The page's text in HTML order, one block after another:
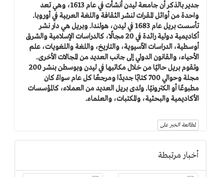
جدير بالذكر أن جامعة ليدن أنشأت في عام 1613، وهي تعد
واحدة من أوائل المقرات لنشر الثقافة واللغة العربية في أوروبا.
تأسست بريل عام 1683 في ليدن، هولندا. وبريل هي دار نشر
أكاديمية دولية رائدة في 20 مجالًا، كالدراسات الإسلامية والشرق
أوسطية، الدراسات الآسيوية، والتاريخ، واللغة واللغويات، علم
الأحياء، والقانون الدولي إلى جانب العديد من المجالات الأخرى.
وتقوم بريل حاليًا من خلال مكاتبها في ليدن وبوسطن بنشر 200
مجلة وحوالي 700 كتابًا جديدًا ومرجعًا كل عام سواءً كان
مطبوعًا أو الكترونيًا. ولدى بريل العديد من العملاء، كالمؤسسات
الأكاديمية والبحثية، والمكتبات، والعلماء.
لمطالعة الخبر على
أخبار مرتبطة